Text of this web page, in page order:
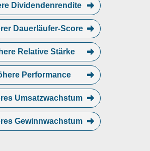
Dividendenrendite
Dauerläufer-Score
Relative Stärke
Performance
Umsatzwachstum
Gewinnwachstum